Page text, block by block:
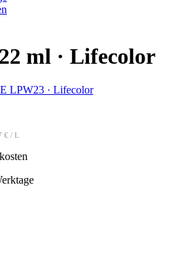
ml · Lifecolor
€ / L